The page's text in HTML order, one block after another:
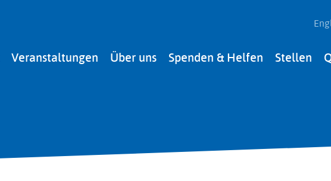
Veranstaltungen Über uns Spenden & Helfen Stellen